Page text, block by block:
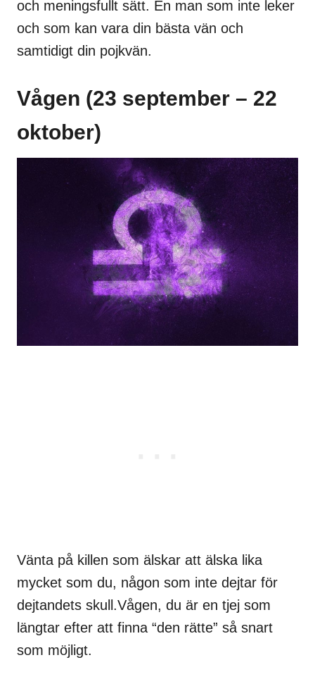
och meningsfullt sätt. En man som inte leker
och som kan vara din bästa vän och
samtidigt din pojkvän.
Vågen (23 september – 22
oktober)
Vänta på killen som älskar att älska lika
mycket som du, någon som inte dejtar för
dejtandets skull.Vågen, du är en tjej som
längtar efter att finna “den rätte” så snart
som möjligt.